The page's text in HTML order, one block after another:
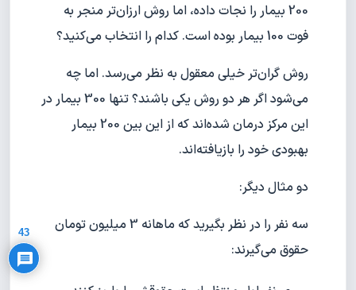
200 بیمار را نجات داده، اما روش ارزان‌تر منجر به
فوت 100 بیمار بوده است. کدام را انتخاب می‌کنید؟
روش گران‌تر خیلی معقول به نظر می‌رسد. اما چه
می‌شود اگر هر دو روش یکی باشند؟ تنها 300 بیمار در
این مرکز درمان شده‌اند که از این بین 200 بیمار
بهبودی خود را بازیافته‌اند.
دو مثال دیگر:
سه نفر را در نظر بگیرید که ماهانه 3 میلیون تومان
حقوق می‌گیرند:
43